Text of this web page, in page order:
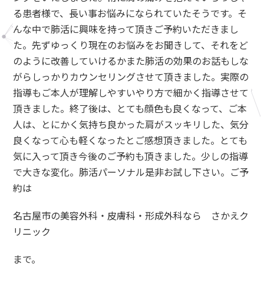
る患者様で、長い事お悩みになられていたそうです。そ
んな中で肺活に興味を持って頂きご予約いただきまし
た。先ずゆっくり現在のお悩みをお聞きして、それをど
のように改善していけるかまた肺活の効果のお話もしな
がらしっかりカウンセリングさせて頂きました。実際の
指導もご本人が理解しやすいやり方で細かく指導させて
頂きました。終了後は、とても顔色も良くなって、ご本
人は、とにかく気持ち良かった肩がスッキリした、気分
良くなって心も軽くなったとご感想頂きました。とても
気に入って頂き今後のご予約も頂きました。少しの指導
で大きな変化。肺活パーソナル是非お試し下さい。ご予
約は
名古屋市の美容外科・皮膚科・形成外科なら さかえク
リニック
まで。